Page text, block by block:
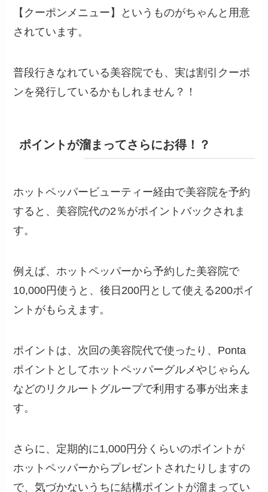
【クーポンメニュー】というものがちゃんと用意
されています。
普段行きなれている美容院でも、実は割引クーポ
ンを発行しているかもしれません？！
ポイントが溜まってさらにお得！？
ホットペッパービューティー経由で美容院を予約
すると、美容院代の2％がポイントバックされま
す。
例えば、ホットペッパーから予約した美容院で
10,000円使うと、後日200円として使える200ポイ
ントがもらえます。
ポイントは、次回の美容院代で使ったり、Ponta
ポイントとしてホットペッパーグルメやじゃらん
などのリクルートグループで利用する事が出来ま
す。
さらに、定期的に1,000円分くらいのポイントが
ホットペッパーからプレゼントされたりしますの
で、気づかないうちに結構ポイントが溜まってい